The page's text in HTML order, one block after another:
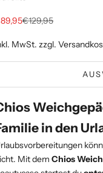
Regulärer Preis
€129,95
MwSt. zzgl.
in den
Mit demChios